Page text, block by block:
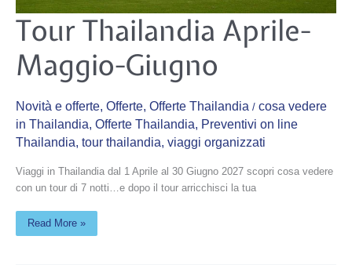
Tour Thailandia Aprile-
Maggio-Giugno
Novità e offerte, Offerte, Offerte Thailandia / cosa vedere
in Thailandia, Offerte Thailandia, Preventivi on line
Thailandia, tour thailandia, viaggi organizzati
Viaggi in Thailandia dal 1 Aprile al 30 Giugno 2027 scopri cosa vedere
con un tour di 7 notti…e dopo il tour arricchisci la tua
Tour
Thailandia
Aprile-
Maggio-
Giugno
Read More »